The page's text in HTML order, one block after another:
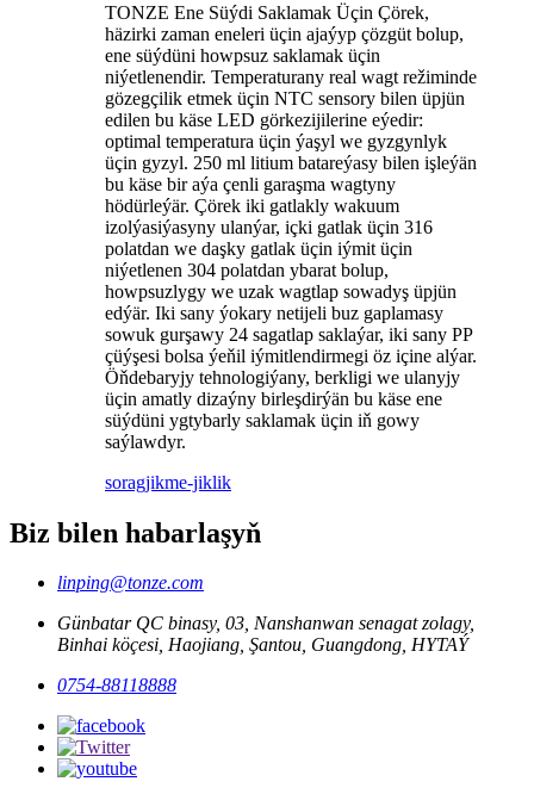
TONZE Ene Süýdi Saklamak Üçin Çörek,
häzirki zaman eneleri üçin ajaýyp çözgüt bolup,
ene süýdüni howpsuz saklamak üçin
niýetlenendir. Temperaturany real wagt režiminde
gözegçilik etmek üçin NTC sensory bilen üpjün
edilen bu käse LED görkezijilerine eýedir:
optimal temperatura üçin ýaşyl we gyzgynlyk
üçin gyzyl. 250 ml litium batareýasy bilen işleýän
bu käse bir aýa çenli garaşma wagtyny
hödürleýär. Çörek iki gatlakly wakuum
izolýasiýasyny ulanýar, içki gatlak üçin 316
polatdan we daşky gatlak üçin iýmit üçin
niýetlenen 304 polatdan ybarat bolup,
howpsuzlygy we uzak wagtlap sowadyş üpjün
edýär. Iki sany ýokary netijeli buz gaplamasy
sowuk gurşawy 24 sagatlap saklaýar, iki sany PP
çüýşesi bolsa ýeňil iýmitlendirmegi öz içine alýar.
Öňdebaryjy tehnologiýany, berkligi we ulanyjy
üçin amatly dizaýny birleşdirýän bu käse ene
süýdüni ygtybarly saklamak üçin iň gowy
saýlawdyr.
soragjikme-jiklik
Biz bilen habarlaşyň
linping@tonze.com
Günbatar QC binasy, 03, Nanshanwan senagat zolagy,
Binhai köçesi, Haojiang, Şantou, Guangdong, HYTAÝ
0754-88118888